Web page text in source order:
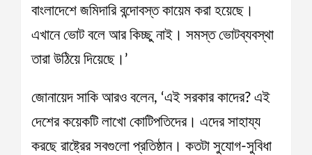
বাংলাদেশে জমিদারি বন্দোবস্ত কায়েম করা হয়েছে।
এখানে ভোট বলে আর কিচ্ছু নাই। সমস্ত ভোটব্যবস্থা
তারা উঠিয়ে দিয়েছে।’
জোনায়েদ সাকি আরও বলেন, ‘এই সরকার কাদের? এই
দেশের কয়েকটি লাখো কোটিপতিদের। এদের সাহায্য
করছে রাষ্ট্রের সবগুলো প্রতিষ্ঠান। কতটা সুযোগ-সুবিধা